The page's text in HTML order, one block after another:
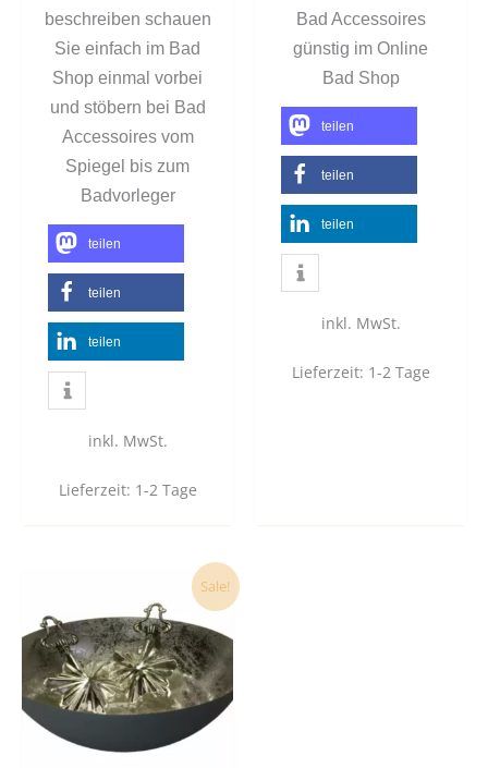
beschreiben schauen
Sie einfach im Bad
Shop einmal vorbei
und stöbern bei Bad
Accessoires vom
Spiegel bis zum
Badvorleger
teilen
teilen
teilen
inkl. MwSt.
Lieferzeit: 1-2 Tage
Bad Accessoires
günstig im Online
Bad Shop
teilen
teilen
teilen
inkl. MwSt.
Lieferzeit: 1-2 Tage
Sale!
Ursprünglicher
war:
22,90 €
Aktueller
Preis
ist:
19,80 €.